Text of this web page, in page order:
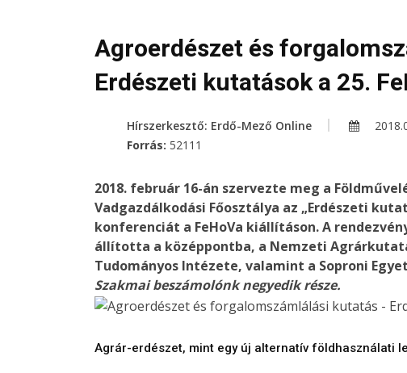
Agroerdészet és
Erdészeti kutatások a 25.
Hírszerkesztő: Erdő-Mező Online
Forrás: 52111
2018. február 16-án szervezte meg a
Vadgazdálkodási Főosztálya az „Erdészeti
konferenciát a FeHoVa kiállításon. A
állította a középpontba, a Nemzeti
Tudományos Intézete, valamint a Soproni
Szakmai beszámolónk negyedik része.
Agrár-erdészet, mint egy új alternatív földhasználati